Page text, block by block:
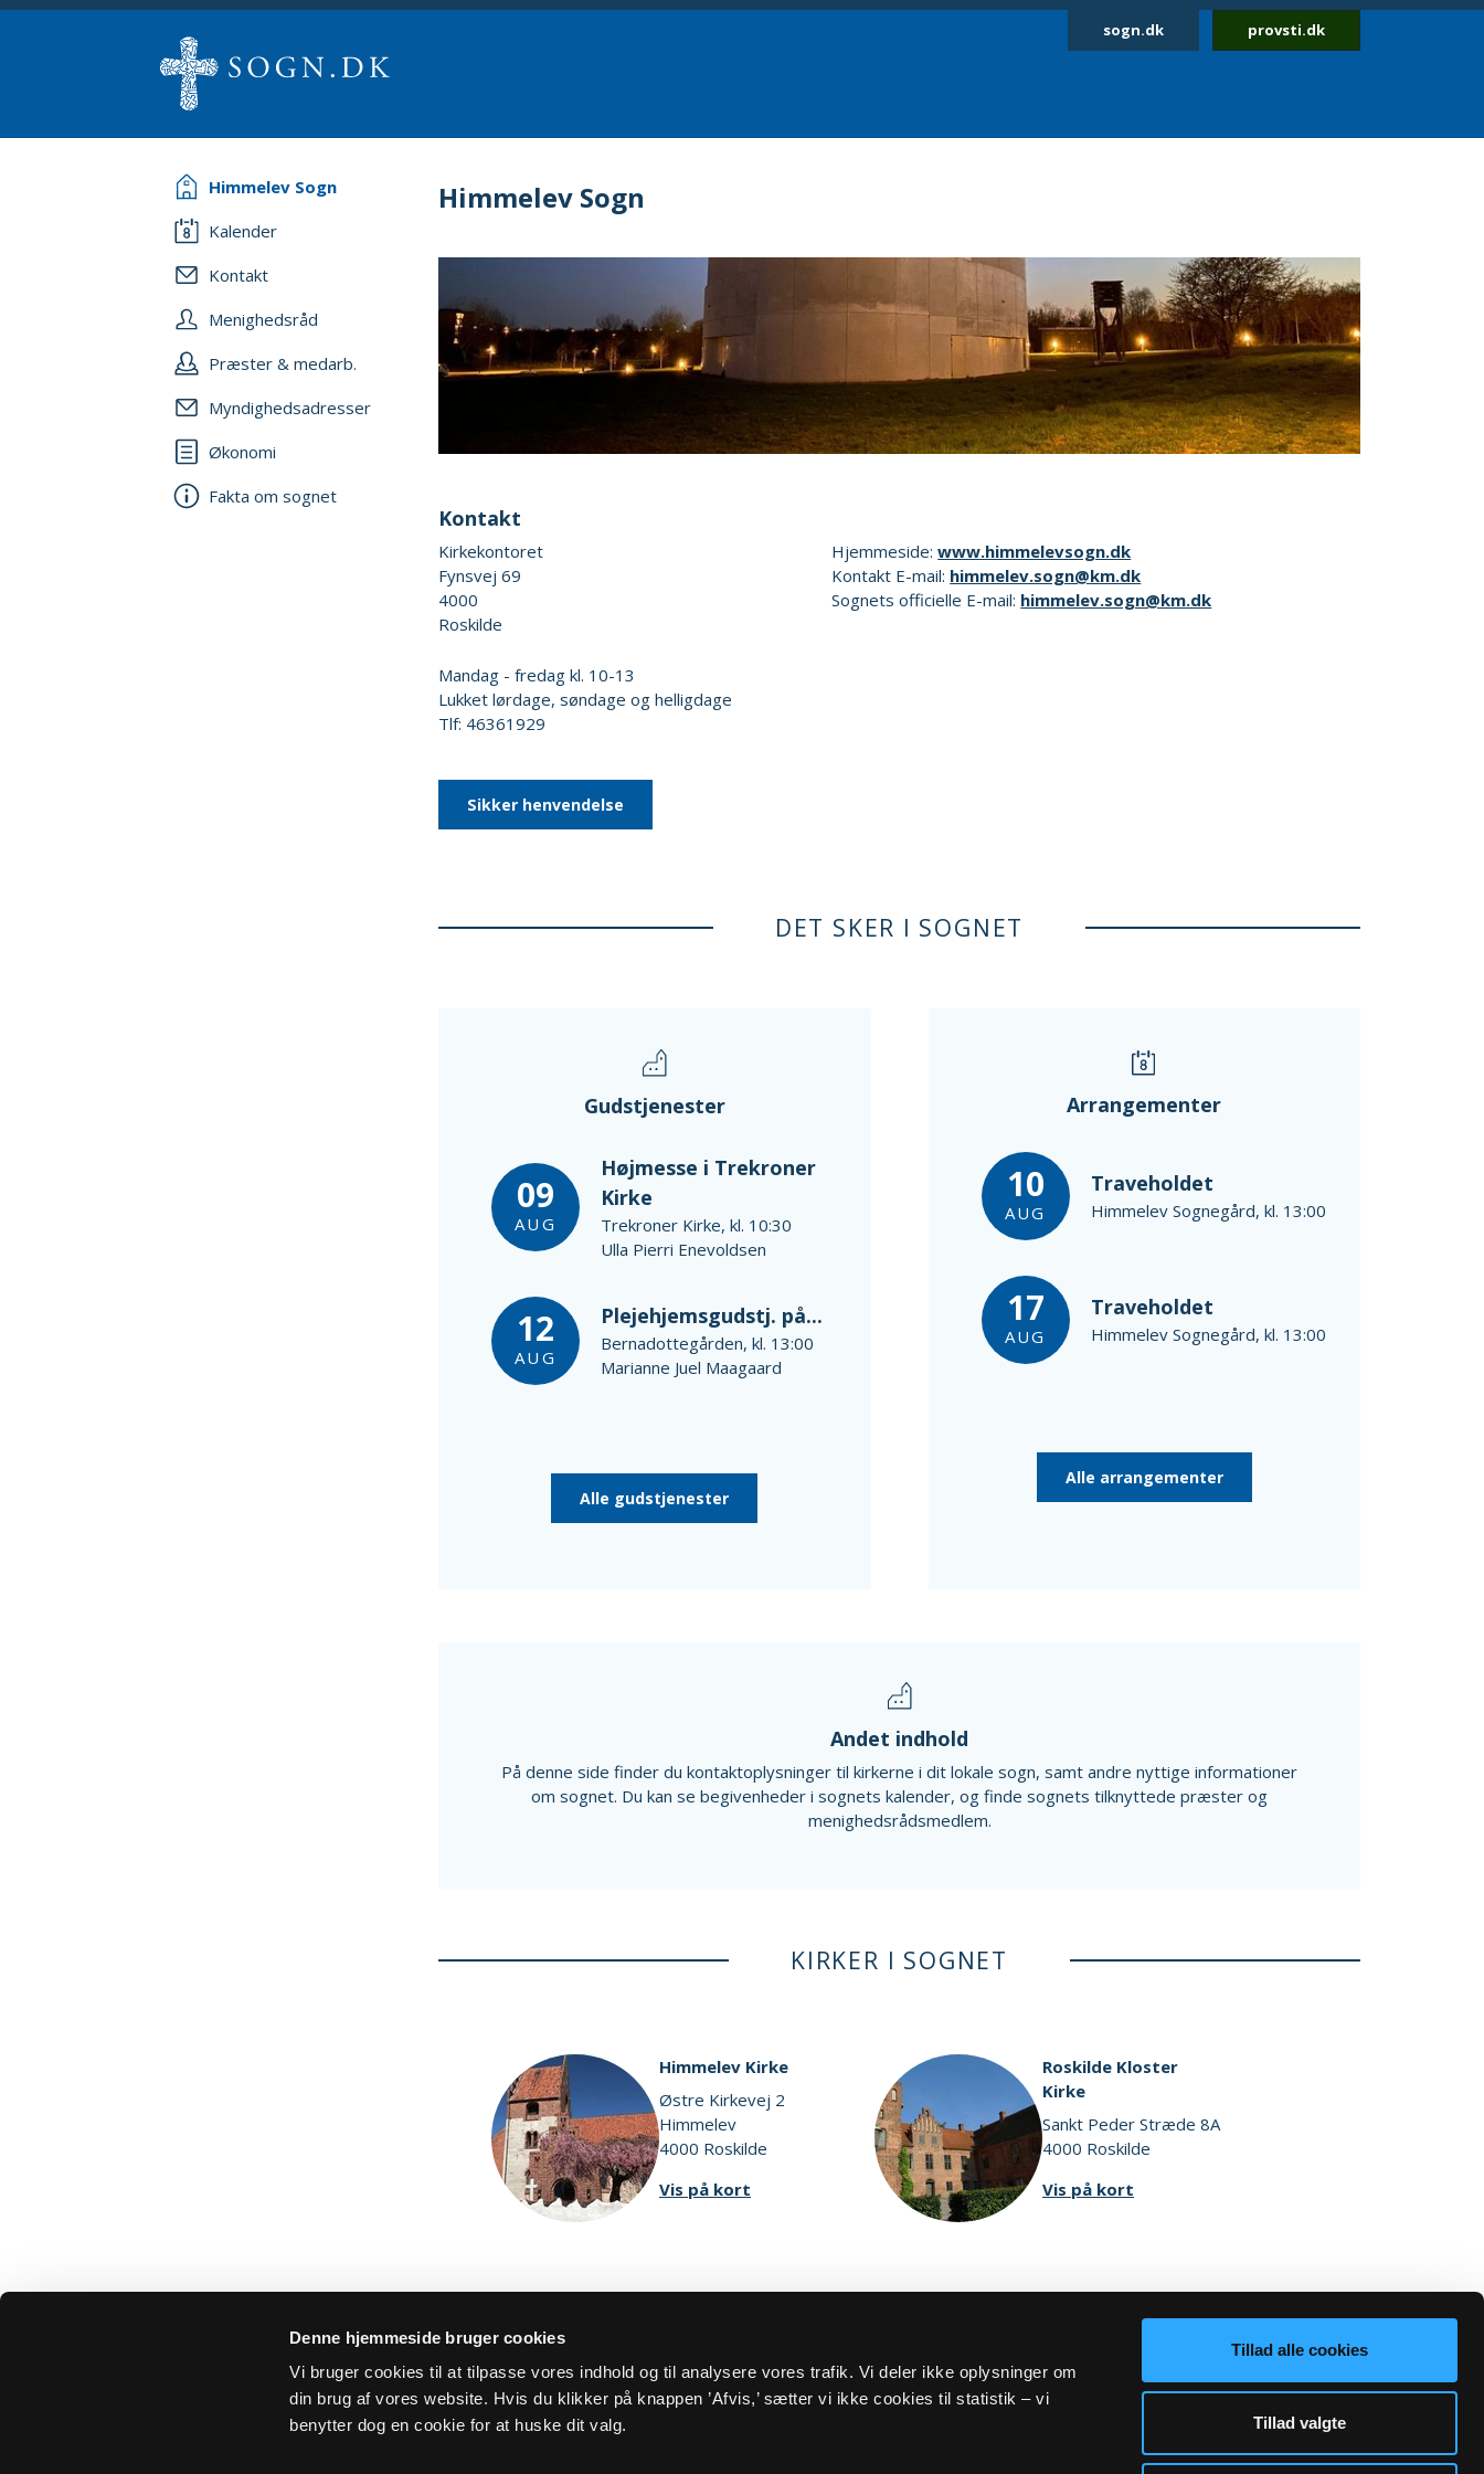
Denne hjemmeside bruger cookies
Vi bruger cookies til at tilpasse vores indhold og til analysere vores trafik. Vi deler ikke oplysninger om
din brug af vores website. Hvis du klikker på knappen ’Afvis,’ sætter vi ikke cookies til statistik – vi
benytter dog en cookie for at huske dit valg.
Tillad alle cookies
Tillad valgte
sogn.dk provsti.dk
Himmelev Sogn
Kalender
Kontakt
Menighedsråd
Præster & medarb.
Myndighedsadresser
Økonomi
Fakta om sognet
Himmelev Sogn
Kontakt
Kirkekontoret
Fynsvej 69
4000
Roskilde
Mandag - fredag kl. 10-13
Lukket lørdage, søndage og helligdage
Tlf: 46361929
Sikker henvendelse
Hjemmeside:www.himmelevsogn.dk
Kontakt E-mail: himmelev.sogn@km.dk
Sognets officielle E-mail: himmelev.sogn@km.dk
DET SKER I SOGNET
Gudstjenester
09
AUG
Højmesse i Trekroner
Kirke
Trekroner Kirke, kl. 10:30
Ulla Pierri Enevoldsen
12
AUG
Plejehjemsgudstj. på...
Bernadottegården, kl. 13:00
Marianne Juel Maagaard
Alle gudstjenester
Arrangementer
10
AUG
Traveholdet
Himmelev Sognegård, kl. 13:00
17
AUG
Traveholdet
Himmelev Sognegård, kl. 13:00
Alle arrangementer
Andet indhold
På denne side finder du kontaktoplysninger til kirkerne i dit lokale sogn, samt andre nyttige informationer
om sognet. Du kan se begivenheder i sognets kalender, og finde sognets tilknyttede præster og
menighedsrådsmedlem.
KIRKER I SOGNET
Himmelev Kirke
Østre Kirkevej 2
Himmelev
4000 Roskilde
Vis på kort
Roskilde Kloster
Kirke
Sankt Peder Stræde 8A
4000 Roskilde
Vis på kort